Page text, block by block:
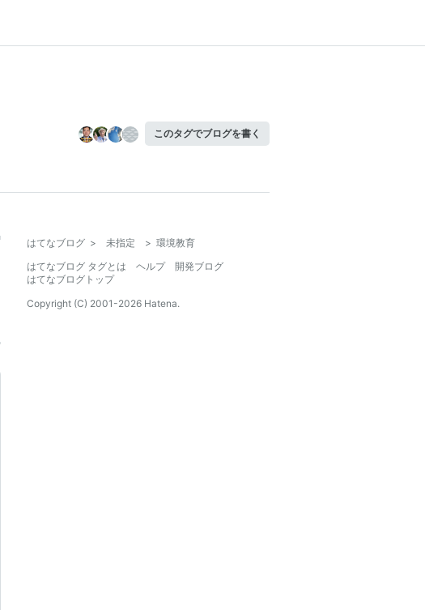
このタグでブログを書く
はてなブログ > 未指定 > 環境教育
はてなブログ タグとは
ヘルプ
開発ブログ
はてなブログトップ
Copyright (C) 2001-2026 Hatena.